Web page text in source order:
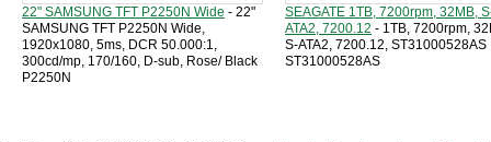
22" SAMSUNG TFT P2250N Wide - 22"
SAMSUNG TFT P2250N Wide,
1920x1080, 5ms, DCR 50.000:1,
300cd/mp, 170/160, D-sub, Rose/ Black
P2250N
SEAGATE 1TB, 7200rpm, 32MB,
ATA2, 7200.12 - 1TB, 7200rpm,
S-ATA2, 7200.12, ST31000528AS
ST31000528AS